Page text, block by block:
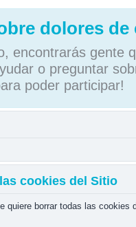
dolores de
encontrarás gente
o preguntar
poder participar!
cookies del Sitio
quiere borrar todas las cookies